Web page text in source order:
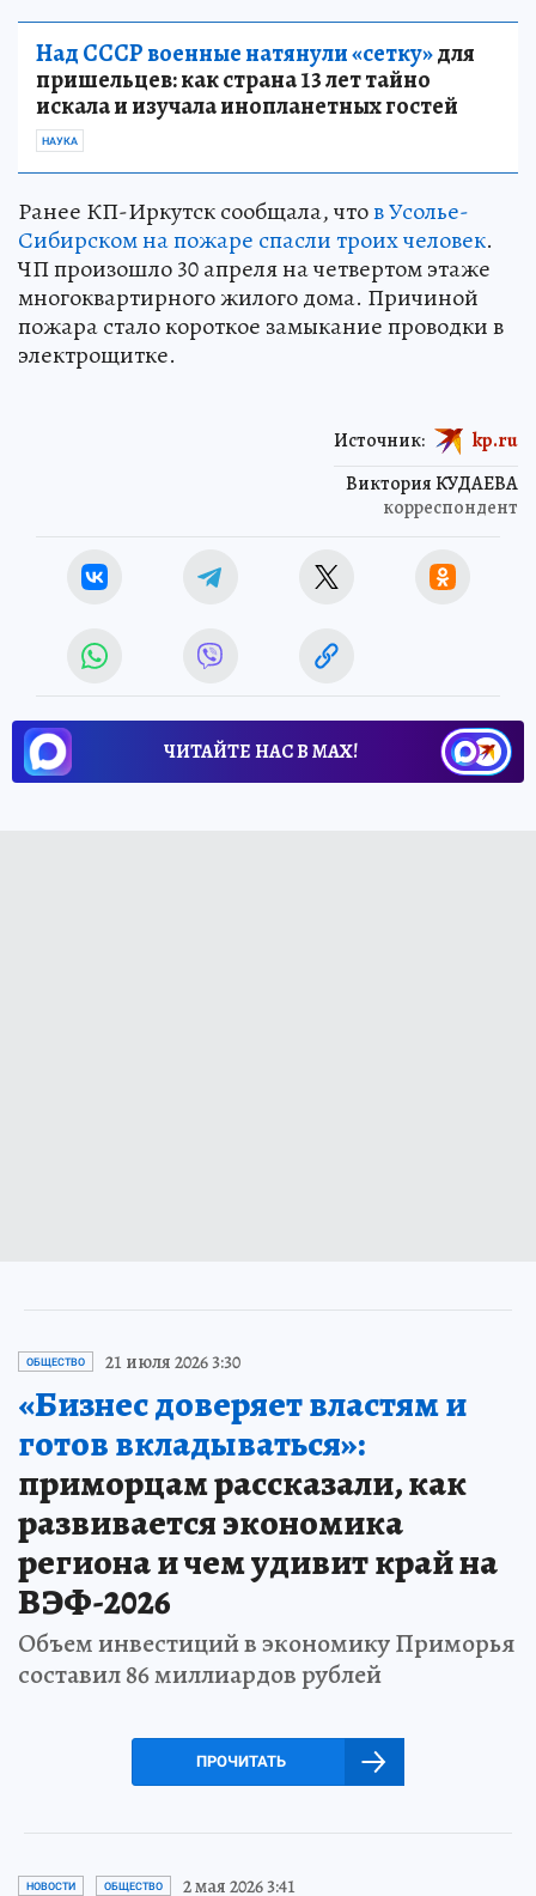
Над СССР военные натянули «сетку»для
пришельцев: как страна 13 лет тайно
искала и изучала инопланетных гостей
НАУКА
Ранее КП-Иркутск сообщала, чтов Усолье-
Сибирском на пожаре спасли троих человек.
ЧП произошло 30 апреля на четвертом этаже
многоквартирного жилого дома. Причиной
пожара стало короткое замыкание проводки в
электрощитке.
Виктория КУДАЕВА
корреспондент
Источник: kp.ru
ЧИТАЙТЕ НАС В МАХ!
ОБЩЕСТВО 21 июля 2026 3:30
«Бизнес доверяет властям и
готов вкладываться»:
приморцам рассказали, как
развивается экономика
региона и чем удивит край на
ВЭФ-2026
Объем инвестиций в экономику Приморья
составил 86 миллиардов рублей
ПРОЧИТАТЬ
НОВОСТИ ОБЩЕСТВО 2 мая 2026 3:41